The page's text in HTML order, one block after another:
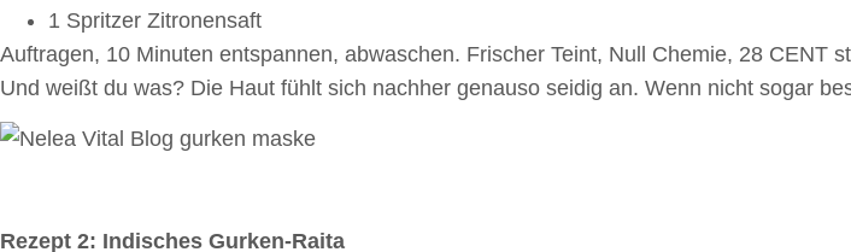
1 Spritzer Zitronensaft
Auftragen, 10 Minuten entspannen, abwaschen. Frischer Teint, Null Chemie, 28 CENT
Und weißt du was? Die Haut fühlt sich nachher genauso seidig an. Wenn nicht sogar
Rezept 2: Indisches Gurken-Raita